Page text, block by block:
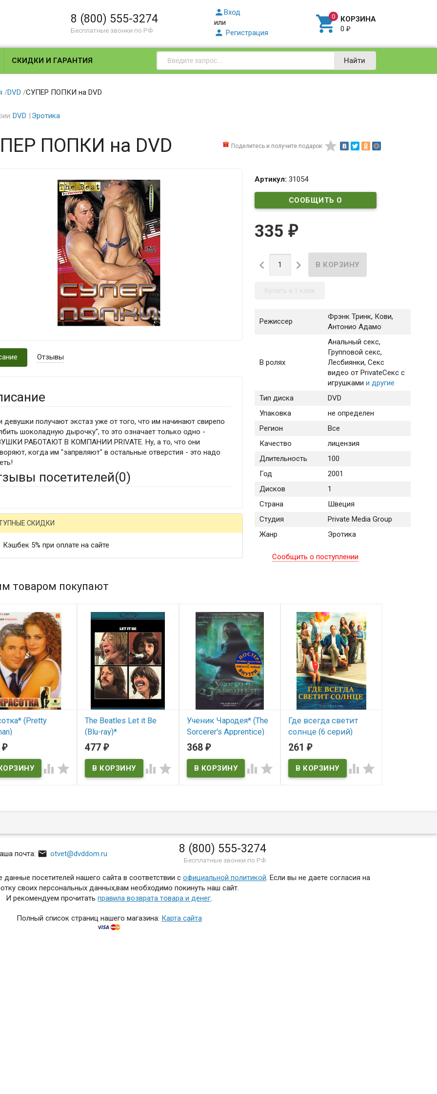
8 (800) 555-3274
Бесплатные звонки по РФ
Вход
или
 Регистрация  КОРЗИНА
0₽
СКИДКИ И ГАРАНТИЯ Найти
/DVD /СУПЕР ПОПКИ на DVD
DVD Эротика
Поделитесь и получите подарок: 
ПОПКИ на DVD
Артикул: 31054
СООБЩИТЬ О
335 ₽
 
Режиссер
Фрэнк Тринк, Кови,
Антонио Адамо
В ролях
Анальный секс,
Групповой секс,
Лесбиянки, Секс
видео от PrivateСекс с
игрушками и другие
Тип диска
DVD
Упаковка
не определен
Регион
Все
Качество
лицензия
Длительность
100
Год
2001
Дисков
1
Страна
Швеция
Студия
Private Media Group
Жанр
Эротика
Сообщить о поступлении
Отзывы
девушки получают экстаз уже от того, что им начинают свирепо
шоколадную дырочку", то это означает только одно -
РАБОТАЮТ В КОМПАНИИ PRIVATE. Ну, а то, что они
когда им "запрвляют" в остальные отверстия - это надо
посетителей(0)
СКИДКИ
Кэшбек 5% при оплате на сайте
товаром покупают
(Pretty
₽
 
The Beatles Let it Be
(Blu-ray)*
В наличии
477₽
 
Ученик Чародея* (The
Sorcerer's Apprentice)
В наличии
The Sorcerer's Apprentice
368 ₽
 
Где всегда светит
солнце (6 серий)
В наличии
261₽
 
почта:  otvet@dvddom.ru 8 (800) 555-3274
Бесплатные звонки по РФ
посетителей нашего сайта в соответствии с официальной политикой. Если вы не даете согласия на
своих персональных данных,вам необходимо покинуть наш сайт.
И рекомендуем прочитатьправила возврата товара и денег.
Полный список страниц нашего магазина: Карта сайта